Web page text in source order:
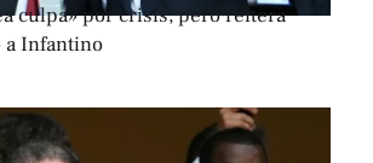
culpa» por crisis, pero reitera
a Infantino